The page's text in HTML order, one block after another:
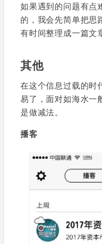
如果遇到的问题有点
的，我会先简单把思
有时间整理成一篇文
其他
在这个信息过载的时
易了，面对如海水一
是做减法。
播客